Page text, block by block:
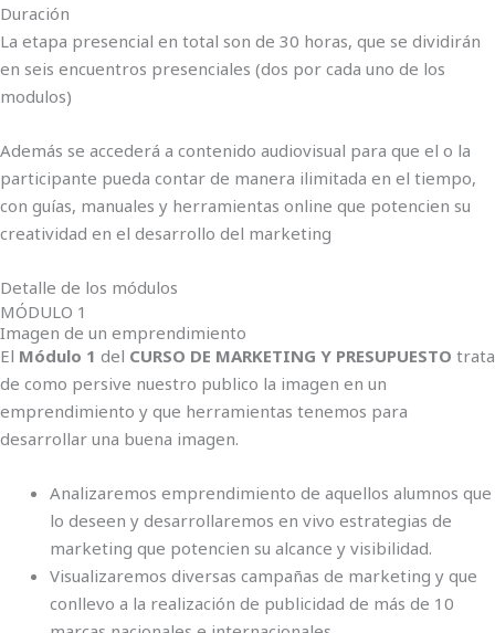
Duración
La etapa presencial en total son de 30 horas, que se dividirán
en seis encuentros presenciales (dos por cada uno de los
modulos)
Además se accederá a contenido audiovisual para que el o la
participante pueda contar de manera ilimitada en el tiempo,
con guías, manuales y herramientas online que potencien su
creatividad en el desarrollo del marketing
Detalle de los módulos
MÓDULO 1
Imagen de un emprendimiento
El Módulo 1 del CURSO DE MARKETING Y PRESUPUESTO trata
de como persive nuestro publico la imagen en un
emprendimiento y que herramientas tenemos para
desarrollar una buena imagen.
Analizaremos emprendimiento de aquellos alumnos que
lo deseen y desarrollaremos en vivo estrategias de
marketing que potencien su alcance y visibilidad.
Visualizaremos diversas campañas de marketing y que
conllevo a la realización de publicidad de más de 10